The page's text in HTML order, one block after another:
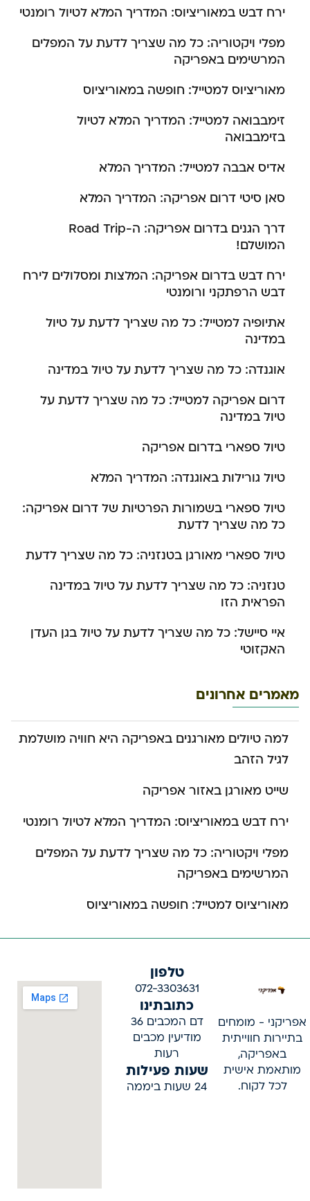
ירח דבש במאוריציוס: המדריך המלא לטיול רומנטי
מפלי ויקטוריה: כל מה שצריך לדעת על המפלים
המרשימים באפריקה
מאוריציוס למטייל: חופשה במאוריציוס
זימבבואה למטייל: המדריך המלא לטיול
בזימבבואה
אדיס אבבה למטייל: המדריך המלא
סאן סיטי דרום אפריקה: המדריך המלא
דרך הגנים בדרום אפריקה: ה-Road Trip
המושלם!
ירח דבש בדרום אפריקה: המלצות ומסלולים לירח
דבש הרפתקני ורומנטי
אתיופיה למטייל: כל מה שצריך לדעת על טיול
במדינה
אוגנדה: כל מה שצריך לדעת על טיול במדינה
דרום אפריקה למטייל: כל מה שצריך לדעת על
טיול במדינה
טיול ספארי בדרום אפריקה
טיול גורילות באוגנדה: המדריך המלא
טיול ספארי בשמורות הפרטיות של דרום אפריקה:
כל מה שצריך לדעת
טיול ספארי מאורגן בטנזניה: כל מה שצריך לדעת
טנזניה: כל מה שצריך לדעת על טיול במדינה
הפראית הזו
איי סיישל: כל מה שצריך לדעת על טיול בגן העדן
האקזוטי
מאמרים אחרונים
למה טיולים מאורגנים באפריקה היא חוויה מושלמת
לגיל הזהב
שייט מאורגן באזור אפריקה
ירח דבש במאוריציוס: המדריך המלא לטיול רומנטי
מפלי ויקטוריה: כל מה שצריך לדעת על המפלים
המרשימים באפריקה
מאוריציוס למטייל: חופשה במאוריציוס
אפריקני - מומחים
בתיירות חווייתית
באפריקה,
מותאמת אישית
לכל לקוח.
טלפון
072-3303631
כתובתינו
דם המכבים 36
מודיעין מכבים
רעות
שעות פעילות
24 שעות ביממה